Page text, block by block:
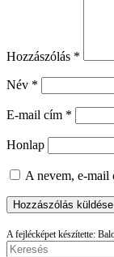
Hozzászólás *
Név *
E-mail cím *
Honlap
A nevem, e-mail
A fejlécképet készítette: